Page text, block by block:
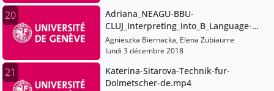
20
Adriana_NEAGU-BBU-
CLUJ_Interpreting_into_B_Language-
EMCI-2018.mp4
Agnieszka Biernacka, Elena Zubiaurre
lundi 3 décembre 2018
21
Katerina-Sitarova-Technik-fur-
Dolmetscher-de.mp4